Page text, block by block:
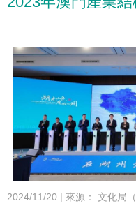
2024/11/20 | 來源： 文化局（